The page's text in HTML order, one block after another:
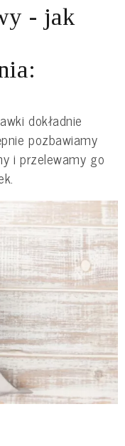
- jak
dokładnie
pozbawiamy
i przelewamy go